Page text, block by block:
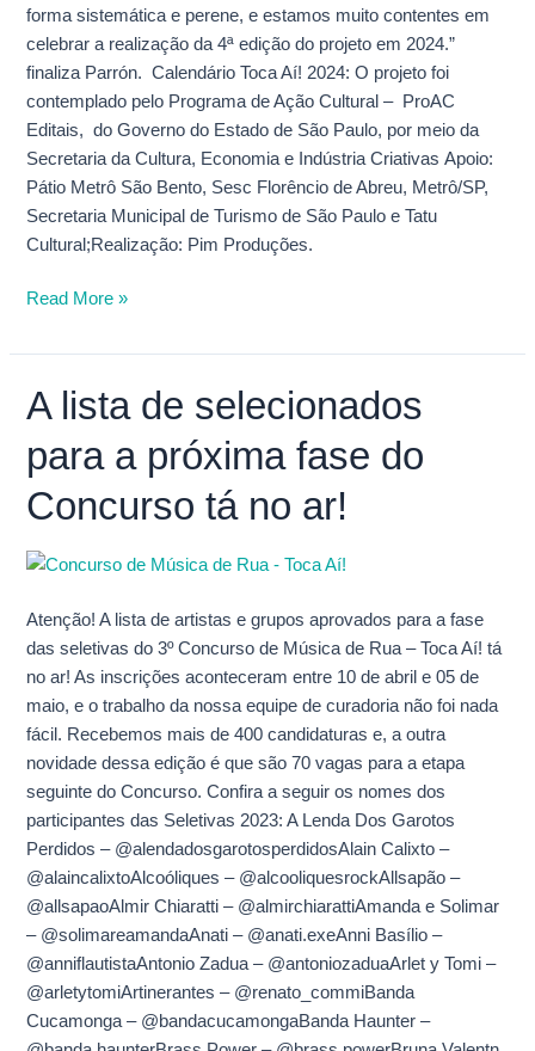
forma sistemática e perene, e estamos muito contentes em
celebrar a realização da 4ª edição do projeto em 2024.”
finaliza Parrón. Calendário Toca Aí! 2024: O projeto foi
contemplado pelo Programa de Ação Cultural – ProAC
Editais, do Governo do Estado de São Paulo, por meio da
Secretaria da Cultura, Economia e Indústria Criativas Apoio:
Pátio Metrô São Bento, Sesc Florêncio de Abreu, Metrô/SP,
Secretaria Municipal de Turismo de São Paulo e Tatu
Cultural;Realização: Pim Produções.
Read More »
A lista de selecionados
para a próxima fase do
Concurso tá no ar!
Atenção! A lista de artistas e grupos aprovados para a fase
das seletivas do 3º Concurso de Música de Rua – Toca Aí! tá
no ar! As inscrições aconteceram entre 10 de abril e 05 de
maio, e o trabalho da nossa equipe de curadoria não foi nada
fácil. Recebemos mais de 400 candidaturas e, a outra
novidade dessa edição é que são 70 vagas para a etapa
seguinte do Concurso. Confira a seguir os nomes dos
participantes das Seletivas 2023: A Lenda Dos Garotos
Perdidos – @alendadosgarotosperdidosAlain Calixto –
@alaincalixtoAlcoóliques – @alcooliquesrockAllsapão –
@allsapaoAlmir Chiaratti – @almirchiarattiAmanda e Solimar
– @solimareamandaAnati – @anati.exeAnni Basílio –
@anniflautistaAntonio Zadua – @antoniozaduaArlet y Tomi –
@arletytomiArtinerantes – @renato_commiBanda
Cucamonga – @bandacucamongaBanda Haunter –
A
lista
de
selecionados
para
próxima
do
Concurso
tá
no
ar!